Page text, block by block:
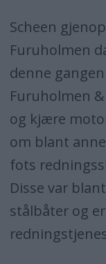
Scheen
Furuholmen
denne
Furuholmen
og kjære
om blant
fots
Disse var
stålbåter og